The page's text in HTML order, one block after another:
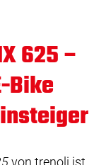
625 –
Bike
von trenoli ist,